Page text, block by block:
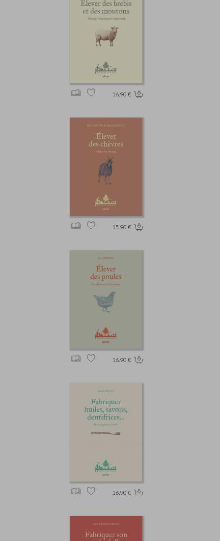
16.90 €
15.90 €
16.90 €
16.90 €